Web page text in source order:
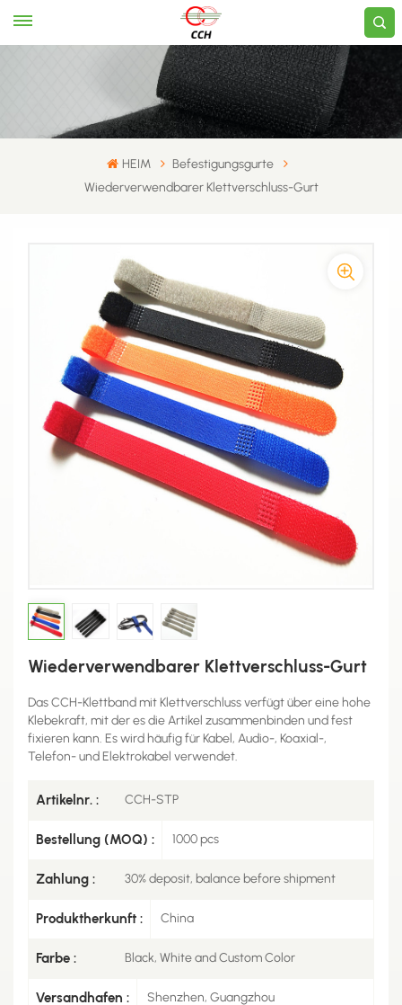
HEIM
Befestigungsgurte
Wiederverwendbarer Klettverschluss-Gurt
Wiederverwendbarer Klettverschluss-Gurt
Das CCH-Klettband mit Klettverschluss verfügt über eine hohe
Klebekraft, mit der es die Artikel zusammenbinden und fest
fixieren kann. Es wird häufig für Kabel, Audio-, Koaxial-,
Telefon- und Elektrokabel verwendet.
Artikelnr. : CCH-STP
Bestellung (MOQ) : 1000 pcs
Zahlung : 30% deposit, balance before shipment
Produktherkunft : China
Farbe : Black, White and Custom Color
Versandhafen : Shenzhen, Guangzhou